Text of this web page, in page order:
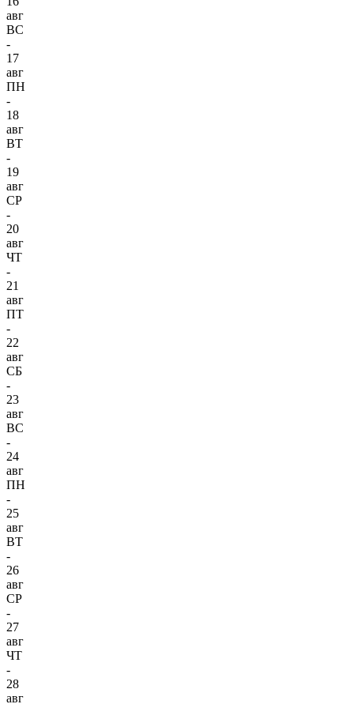
авг
ВС
-
17
авг
ПН
-
18
авг
ВТ
-
19
авг
СР
-
20
авг
ЧТ
-
21
авг
ПТ
-
22
авг
СБ
-
23
авг
ВС
-
24
авг
ПН
-
25
авг
ВТ
-
26
авг
СР
-
27
авг
ЧТ
-
28
авг